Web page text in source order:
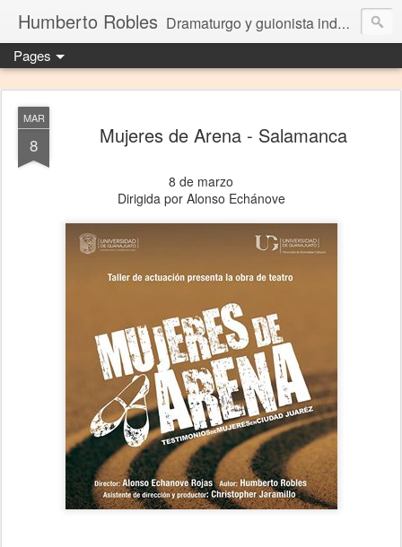
Humberto Robles Dramaturgo y guionista independiente
Pages
MAR
8 Mujeres de Arena - Salamanca
8 de marzo
Dirigida por Alonso Echánove